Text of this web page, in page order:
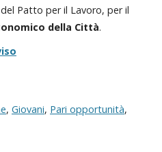
Patto per il Lavoro, per il
della Città.
, Giovani, Pari opportunità,